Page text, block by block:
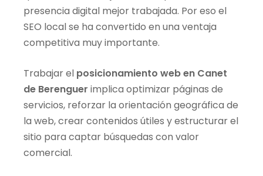
presencia digital mejor trabajada. Por eso el
SEO local se ha convertido en una ventaja
competitiva muy importante.
Trabajar el posicionamiento web en Canet
de Berenguer implica optimizar páginas de
servicios, reforzar la orientación geográfica de
la web, crear contenidos útiles y estructurar el
sitio para captar búsquedas con valor
comercial.